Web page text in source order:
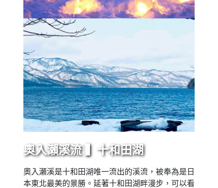
奧入瀨溪流 ▍十和田湖
奧入瀨溪是十和田湖唯一流出的溪流，被奉為是日
本東北最美的景勝。延著十和田湖畔漫步，可以看